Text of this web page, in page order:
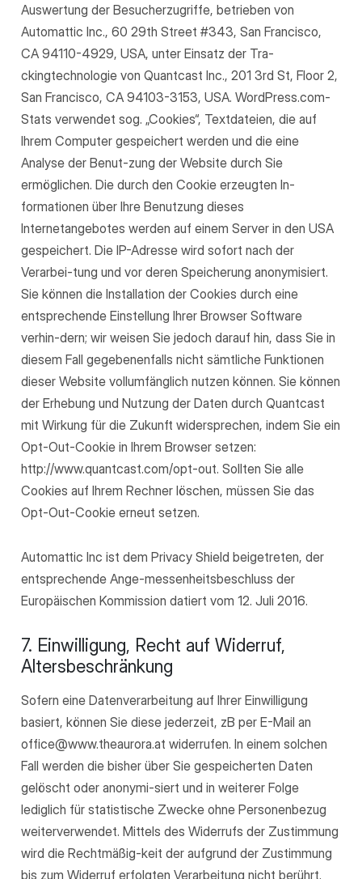
Auswertung der Besucherzugriffe, betrieben von
Automattic Inc., 60 29th Street #343, San Francisco,
CA 94110-4929, USA, unter Einsatz der Tra-
ckingtechnologie von Quantcast Inc., 201 3rd St, Floor 2,
San Francisco, CA 94103-3153, USA. WordPress.com-
Stats verwendet sog. „Cookies“, Textdateien, die auf
Ihrem Computer gespeichert werden und die eine
Analyse der Benut-zung der Website durch Sie
ermöglichen. Die durch den Cookie erzeugten In-
formationen über Ihre Benutzung dieses
Internetangebotes werden auf einem Server in den USA
gespeichert. Die IP-Adresse wird sofort nach der
Verarbei-tung und vor deren Speicherung anonymisiert.
Sie können die Installation der Cookies durch eine
entsprechende Einstellung Ihrer Browser Software
verhin-dern; wir weisen Sie jedoch darauf hin, dass Sie in
diesem Fall gegebenenfalls nicht sämtliche Funktionen
dieser Website vollumfänglich nutzen können. Sie können
der Erhebung und Nutzung der Daten durch Quantcast
mit Wirkung für die Zukunft widersprechen, indem Sie ein
Opt-Out-Cookie in Ihrem Browser setzen:
http://www.quantcast.com/opt-out. Sollten Sie alle
Cookies auf Ihrem Rechner löschen, müssen Sie das
Opt-Out-Cookie erneut setzen.
Automattic Inc ist dem Privacy Shield beigetreten, der
entsprechende Ange-messenheitsbeschluss der
Europäischen Kommission datiert vom 12. Juli 2016.
7. Einwilligung, Recht auf Widerruf,
Altersbeschränkung
Sofern eine Datenverarbeitung auf Ihrer Einwilligung
basiert, können Sie diese jederzeit, zB per E-Mail an
office@www.theaurora.at widerrufen. In einem solchen
Fall werden die bisher über Sie gespeicherten Daten
gelöscht oder anonymi-siert und in weiterer Folge
lediglich für statistische Zwecke ohne Personenbezug
weiterverwendet. Mittels des Widerrufs der Zustimmung
wird die Rechtmäßig-keit der aufgrund der Zustimmung
bis zum Widerruf erfolgten Verarbeitung nicht berührt.